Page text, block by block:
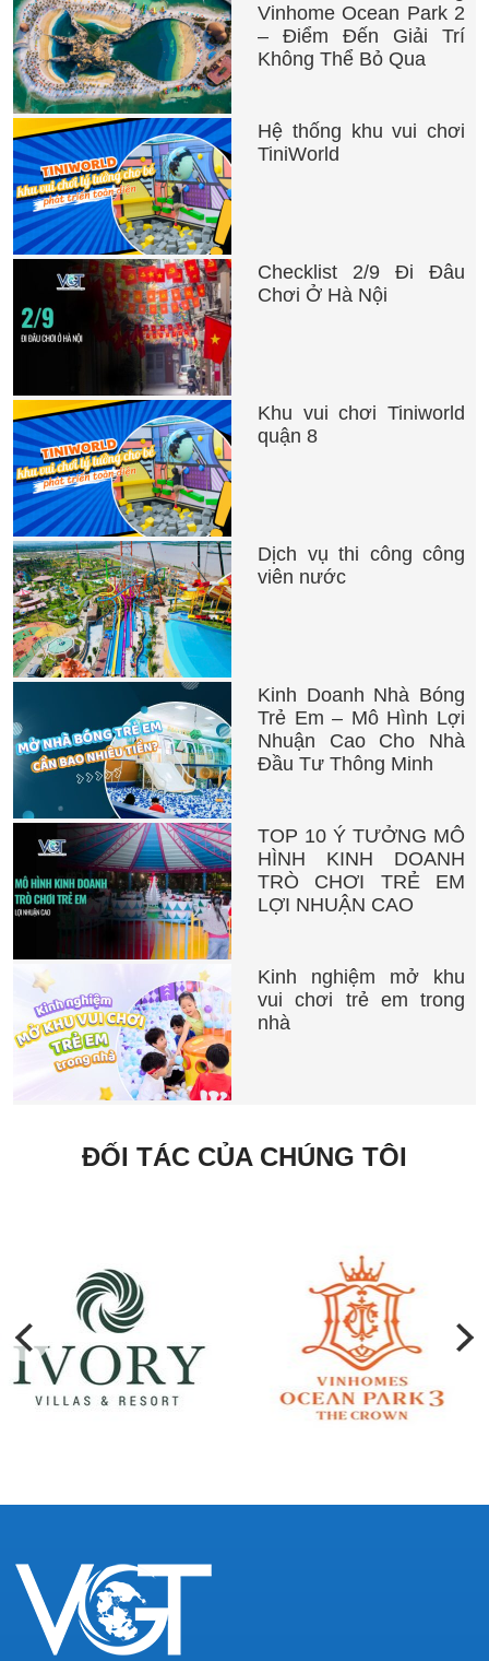
Vinhome Ocean Park 2
– Điểm Đến Giải Trí
Không Thể Bỏ Qua
Hệ thống khu vui chơi
TiniWorld
Checklist 2/9 Đi Đâu
Chơi Ở Hà Nội
Khu vui chơi Tiniworld
quận 8
Dịch vụ thi công công
viên nước
Kinh Doanh Nhà Bóng
Trẻ Em – Mô Hình Lợi
Nhuận Cao Cho Nhà
Đầu Tư Thông Minh
TOP 10 Ý TƯỞNG MÔ
HÌNH KINH DOANH
TRÒ CHƠI TRẺ EM
LỢI NHUẬN CAO
Kinh nghiệm mở khu
vui chơi trẻ em trong
nhà
ĐỐI TÁC CỦA CHÚNG TÔI